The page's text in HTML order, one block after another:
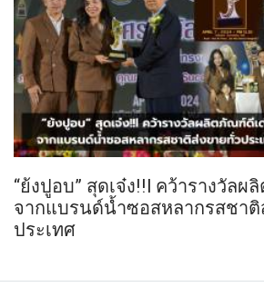
“ย้งปูอบ” สุดเจ๋ง!!l คว้ารางวัล
จากแบรนด์น้ำซอสหลากรสชาติ
ประเทศ